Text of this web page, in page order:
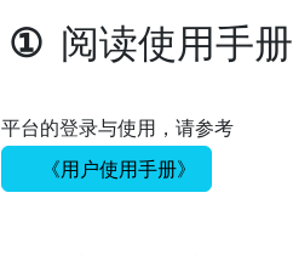
① 阅读使用手册
平台的登录与使用，请参考
《用户使用手册》